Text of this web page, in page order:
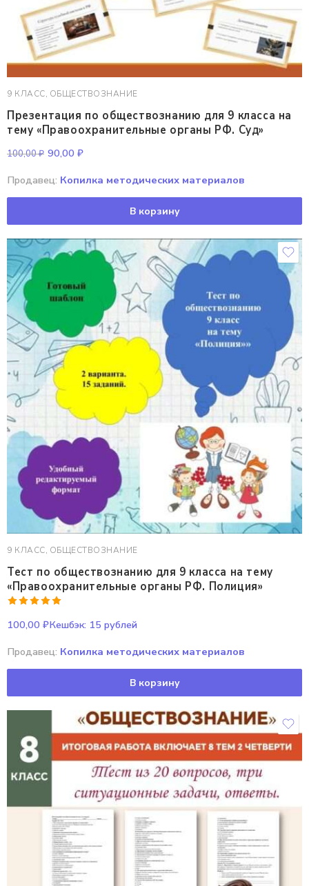
9 КЛАСС, ОБЩЕСТВОЗНАНИЕ
Презентация по обществознанию для 9 класса на
тему «Правоохранительные органы РФ. Суд»
100,00₽ 90,00 ₽
Продавец: Копилка методических материалов
В корзину
9 КЛАСС, ОБЩЕСТВОЗНАНИЕ
Тест по обществознанию для 9 класса на тему
«Правоохранительные органы РФ. Полиция»
5.00из 5
100,00 ₽Кешбэк: 15 рублей
Продавец: Копилка методических материалов
В корзину